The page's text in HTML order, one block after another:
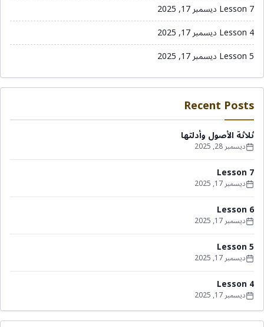
Lesson 7 ديسمبر 17, 2025
Lesson 4 ديسمبر 17, 2025
Lesson 5 ديسمبر 17, 2025
Recent Posts
ثلاثة الأصول وأدلتها
ديسمبر 28, 2025
Lesson 7
ديسمبر 17, 2025
Lesson 6
ديسمبر 17, 2025
Lesson 5
ديسمبر 17, 2025
Lesson 4
ديسمبر 17, 2025